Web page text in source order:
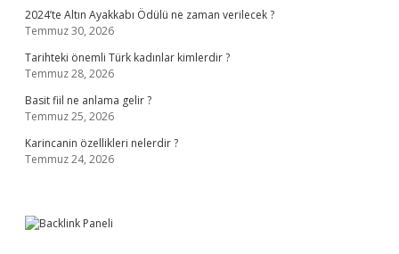
2024’te Altın Ayakkabı Ödülü ne zaman verilecek ?
Temmuz 30, 2026
Tarihteki önemli Türk kadınlar kimlerdir ?
Temmuz 28, 2026
Basit fiil ne anlama gelir ?
Temmuz 25, 2026
Karincanin özellikleri nelerdir ?
Temmuz 24, 2026